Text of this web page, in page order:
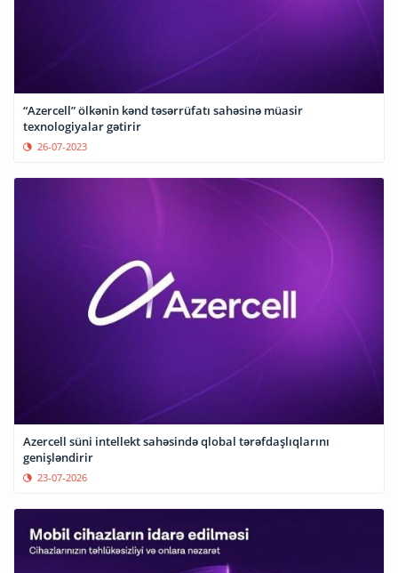
“Azercell” ölkənin kənd təsərrüfatı sahəsinə müasir
texnologiyalar gətirir
26-07-2023
Azercell süni intellekt sahəsində qlobal tərəfdaşlıqlarını
genişləndirir
23-07-2026